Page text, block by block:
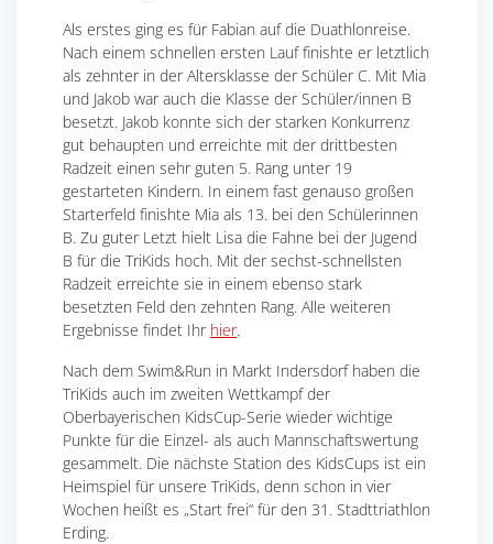
Als erstes ging es für Fabian auf die Duathlonreise.
Nach einem schnellen ersten Lauf finishte er letztlich
als zehnter in der Altersklasse der Schüler C. Mit Mia
und Jakob war auch die Klasse der Schüler/innen B
besetzt. Jakob konnte sich der starken Konkurrenz
gut behaupten und erreichte mit der drittbesten
Radzeit einen sehr guten 5. Rang unter 19
gestarteten Kindern. In einem fast genauso großen
Starterfeld finishte Mia als 13. bei den Schülerinnen
B. Zu guter Letzt hielt Lisa die Fahne bei der Jugend
B für die TriKids hoch. Mit der sechst-schnellsten
Radzeit erreichte sie in einem ebenso stark
besetzten Feld den zehnten Rang. Alle weiteren
Ergebnisse findet Ihr hier.
Nach dem Swim&Run in Markt Indersdorf haben die
TriKids auch im zweiten Wettkampf der
Oberbayerischen KidsCup-Serie wieder wichtige
Punkte für die Einzel- als auch Mannschaftswertung
gesammelt. Die nächste Station des KidsCups ist ein
Heimspiel für unsere TriKids, denn schon in vier
Wochen heißt es „Start frei“ für den 31. Stadttriathlon
Erding.